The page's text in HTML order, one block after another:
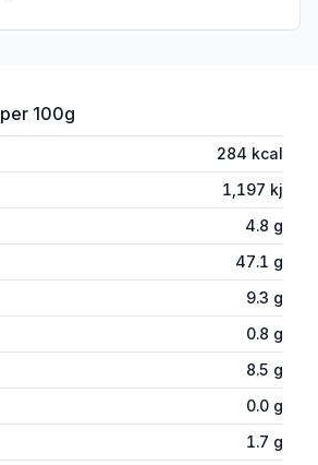
for 'Helios Grov Bakemiks Økologisk
per 100g
284 kcal
1,197 kj
4.8 g
47.1 g
9.3 g
0.8 g
8.5 g
0.0 g
1.7 g